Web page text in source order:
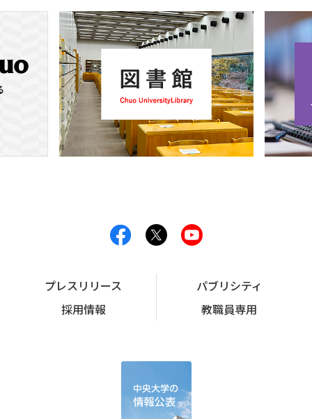
プレスリリース
パブリシティ
採用情報
教職員専用